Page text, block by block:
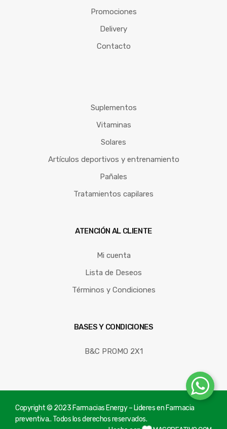
Promociones
Delivery
Contacto
Suplementos
Vitaminas
Solares
Artículos deportivos y entrenamiento
Pañales
Tratamientos capilares
ATENCIÓN AL CLIENTE
Mi cuenta
Lista de Deseos
Términos y Condiciones
BASES Y CONDICIONES
B&C PROMO 2X1
Copyright © 2023 Farmacias Energy – Lideres en Farmacia
preventiva.. Todos los derechos reservados.